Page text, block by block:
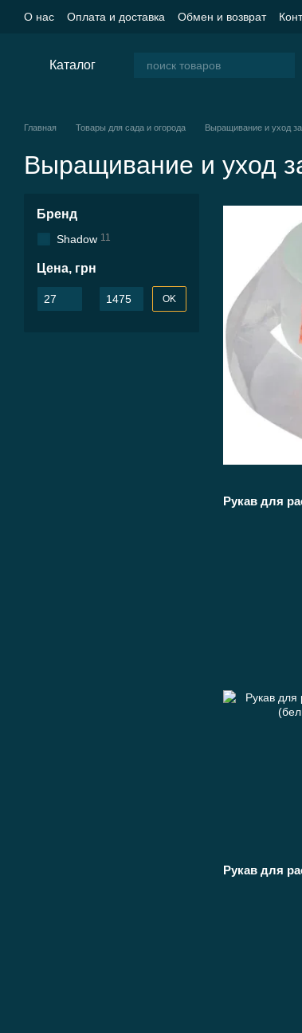
Перейти к основному контенту
О нас Оплата и доставка Обмен и возврат
Каталог
Главная Товары для сада и огорода Выращивание и уход
Выращивание и уход
Бренд
Shadow 11
Цена, грн
От Цена, грн
До Цена, грн OK